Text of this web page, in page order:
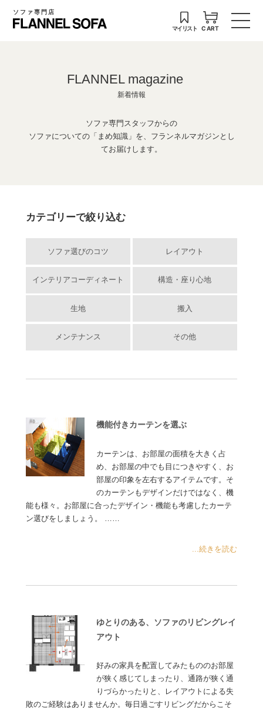
ソファ専門店
マイリスト CART
FLANNEL magazine
新着情報
ソファ専門スタッフからの
ソファについての「まめ知識」を、フランネルマガジンとし
てお届けします。
カテゴリーで絞り込む
ソファ選びのコツ レイアウト
インテリアコーディネート 構造・座り心地
生地 搬入
メンテナンス その他
機能付きカーテンを選ぶ
カーテンは、お部屋の面積を大きく占
め、お部屋の中でも目につきやすく、お
部屋の印象を左右するアイテムです。そ
のカーテンもデザインだけではなく、機
能も様々。お部屋に合ったデザイン・機能も考慮したカーテ
ン選びをしましょう。 ……
...続きを読む
ゆとりのある、ソファのリビングレイ
アウト
好みの家具を配置してみたもののお部屋
が狭く感じてしまったり、通路が狭く通
りづらかったりと、レイアウトによる失
敗のご経験はありませんか。毎日過ごすリビングだからこそ